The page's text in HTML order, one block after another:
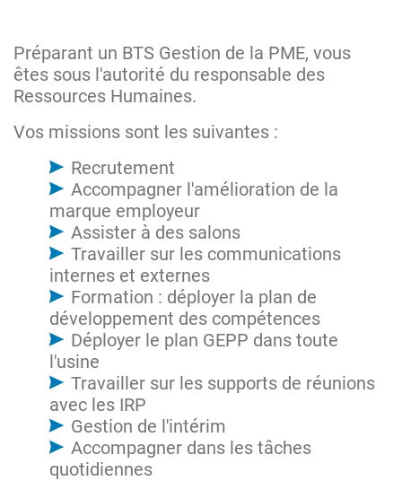
Préparant un BTS Gestion de la PME, vous
êtes sous l'autorité du responsable des
Ressources Humaines.
Vos missions sont les suivantes :
Recrutement
Accompagner l'amélioration de la
marque employeur
Assister à des salons
Travailler sur les communications
internes et externes
Formation : déployer la plan de
développement des compétences
Déployer le plan GEPP dans toute
l'usine
Travailler sur les supports de réunions
avec les IRP
Gestion de l'intérim
Accompagner dans les tâches
quotidiennes